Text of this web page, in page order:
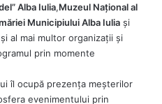
Alba Iulia,Muzeul Național al
Municipiului Alba Iulia și
al mai multor organizații și
prin momente
îl ocupă prezența meșterilor
evenimentului prin